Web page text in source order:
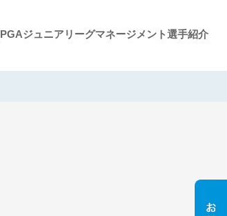
PGAジュニアリーグマネージメント選手紹介